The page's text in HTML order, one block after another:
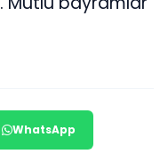
WhatsApp